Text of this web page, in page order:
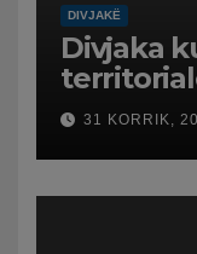
DIVJAKË
Divjaka
protestë.
31 KORRIK,